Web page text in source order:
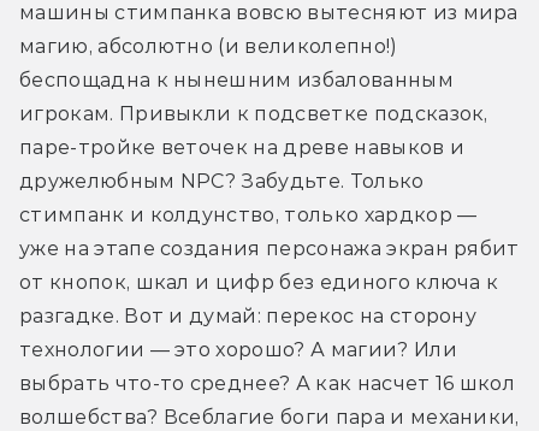
машины стимпанка вовсю вытесняют из мира
магию, абсолютно (и великолепно!)
беспощадна к нынешним избалованным
игрокам. Привыкли к подсветке подсказок,
паре-тройке веточек на древе навыков и
дружелюбным NPC? Забудьте. Только
стимпанк и колдунство, только хардкор —
уже на этапе создания персонажа экран рябит
от кнопок, шкал и цифр без единого ключа к
разгадке. Вот и думай: перекос на сторону
технологии — это хорошо? А магии? Или
выбрать что-то среднее? А как насчет 16 школ
волшебства? Всеблагие боги пара и механики,